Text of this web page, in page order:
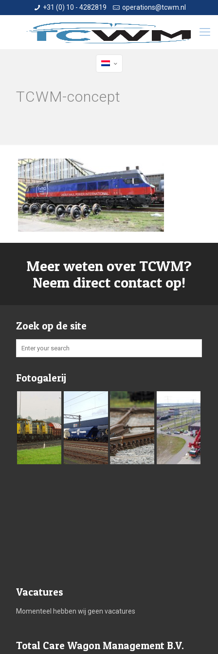
+31 (0) 10 - 4282819 operations@tcwm.nl
TCWM-concept
Meer weten over TCWM?
Neem direct contact op!
Zoek op de site
Fotogalerij
Vacatures
Momenteel hebben wij geen vacatures
Total Care Wagon Management B.V.